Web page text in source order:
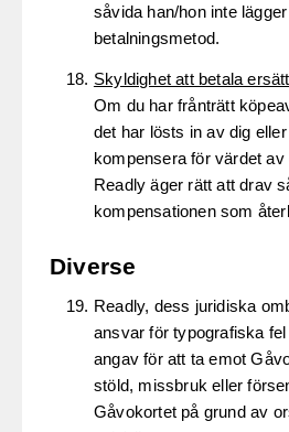
såvida han/hon inte
betalningsmetod.
Skyldighet att betala
Om du har frånträtt
det har lösts in av dig
kompensera för värdet
Readly äger rätt att drav
kompensationen som
Diverse
Readly, dess juridiska
ansvar för typografiska
angav för att ta emot
stöld, missbruk eller
Gåvokortet på grund av